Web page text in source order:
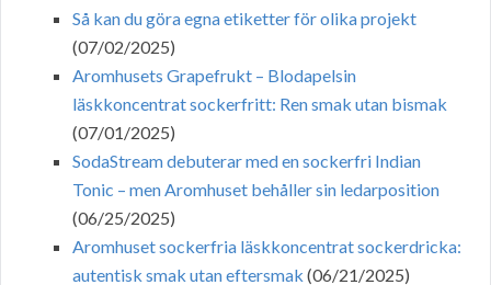
Så kan du göra egna etiketter för olika projekt
(07/02/2025)
Aromhusets Grapefrukt – Blodapelsin
läskkoncentrat sockerfritt: Ren smak utan bismak
(07/01/2025)
SodaStream debuterar med en sockerfri Indian
Tonic – men Aromhuset behåller sin ledarposition
(06/25/2025)
Aromhuset sockerfria läskkoncentrat sockerdricka:
autentisk smak utan eftersmak (06/21/2025)